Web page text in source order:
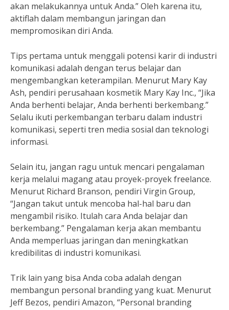
akan melakukannya untuk Anda.” Oleh karena itu,
aktiflah dalam membangun jaringan dan
mempromosikan diri Anda.
Tips pertama untuk menggali potensi karir di industri
komunikasi adalah dengan terus belajar dan
mengembangkan keterampilan. Menurut Mary Kay
Ash, pendiri perusahaan kosmetik Mary Kay Inc., “Jika
Anda berhenti belajar, Anda berhenti berkembang.”
Selalu ikuti perkembangan terbaru dalam industri
komunikasi, seperti tren media sosial dan teknologi
informasi.
Selain itu, jangan ragu untuk mencari pengalaman
kerja melalui magang atau proyek-proyek freelance.
Menurut Richard Branson, pendiri Virgin Group,
“Jangan takut untuk mencoba hal-hal baru dan
mengambil risiko. Itulah cara Anda belajar dan
berkembang.” Pengalaman kerja akan membantu
Anda memperluas jaringan dan meningkatkan
kredibilitas di industri komunikasi.
Trik lain yang bisa Anda coba adalah dengan
membangun personal branding yang kuat. Menurut
Jeff Bezos, pendiri Amazon, “Personal branding